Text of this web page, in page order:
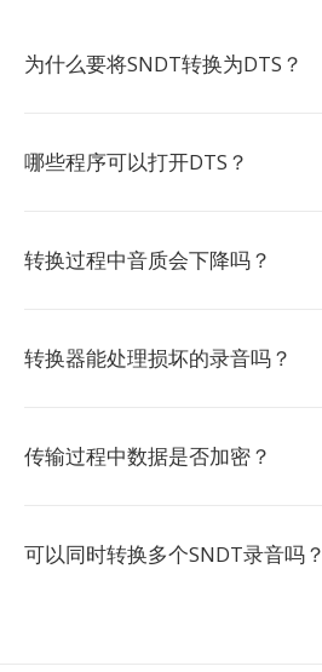
为什么要将SNDT转换为DTS？
哪些程序可以打开DTS？
转换过程中音质会下降吗？
转换器能处理损坏的录音吗？
传输过程中数据是否加密？
可以同时转换多个SNDT录音吗？